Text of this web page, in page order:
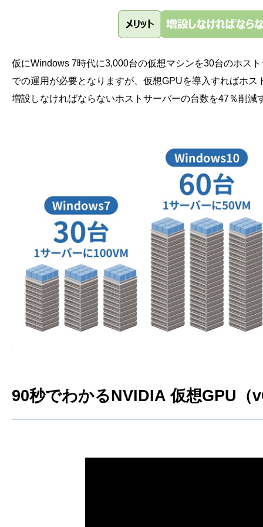
仮にWindows 7時代に3,000台の仮想マシンを30台のホス
での運用が必要となりますが、仮想GPUを導入すればホ
増設しなければならないホストサーバーの台数を47％削減
90秒でわかるNVIDIA 仮想GPU（